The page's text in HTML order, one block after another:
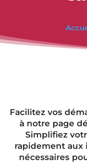
Facilitez vos
à notre page
Simplifiez
rapidement aux
nécessaires